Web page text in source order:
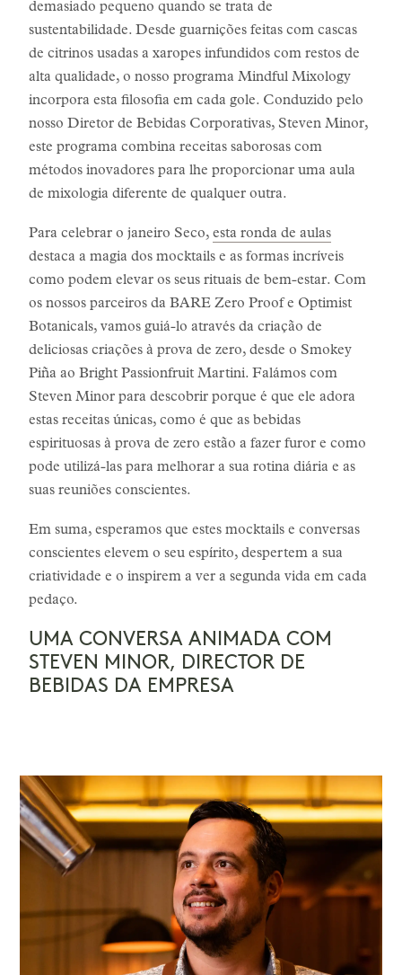
demasiado pequeno quando se trata de
sustentabilidade. Desde guarnições feitas com cascas
de citrinos usadas a xaropes infundidos com restos de
alta qualidade, o nosso programa Mindful Mixology
incorpora esta filosofia em cada gole. Conduzido pelo
nosso Diretor de Bebidas Corporativas, Steven Minor,
este programa combina receitas saborosas com
métodos inovadores para lhe proporcionar uma aula
de mixologia diferente de qualquer outra.
Para celebrar o janeiro Seco, esta ronda de aulas
destaca a magia dos mocktails e as formas incríveis
como podem elevar os seus rituais de bem-estar. Com
os nossos parceiros da BARE Zero Proof e Optimist
Botanicals, vamos guiá-lo através da criação de
deliciosas criações à prova de zero, desde o Smokey
Piña ao Bright Passionfruit Martini. Falámos com
Steven Minor para descobrir porque é que ele adora
estas receitas únicas, como é que as bebidas
espirituosas à prova de zero estão a fazer furor e como
pode utilizá-las para melhorar a sua rotina diária e as
suas reuniões conscientes.
Em suma, esperamos que estes mocktails e conversas
conscientes elevem o seu espírito, despertem a sua
criatividade e o inspirem a ver a segunda vida em cada
pedaço.
UMA CONVERSA ANIMADA COM
STEVEN MINOR, DIRECTOR DE
BEBIDAS DA EMPRESA